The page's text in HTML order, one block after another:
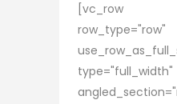
[vc_row
row_type="row"
type="full_width"